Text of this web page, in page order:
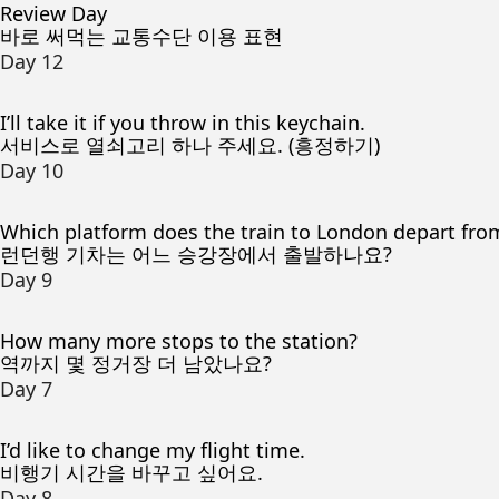
Review Day
바로 써먹는 교통수단 이용 표현
Day 12
I’ll take it if you throw in this keychain.
서비스로 열쇠고리 하나 주세요. (흥정하기)
Day 10
Which platform does the train to London depart
런던행 기차는 어느 승강장에서 출발하나요?
Day 9
How many more stops to the station?
역까지 몇 정거장 더 남았나요?
Day 7
I’d like to change my flight time.
비행기 시간을 바꾸고 싶어요.